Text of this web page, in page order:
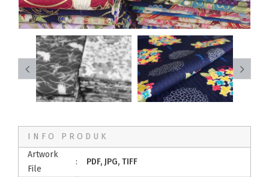
INFO PRODUK
Artwork
File
: PDF, JPG, TIFF